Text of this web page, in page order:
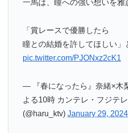
一馬は、瞳への強い想いを雅
「賞レースで優勝したら
瞳との結婚を許してほしい」
pic.twitter.com/PJONxz2cK1
— 『春になったら』奈緒×木
よる10時 カンテレ・フジテ
(@haru_ktv) January 29, 2024